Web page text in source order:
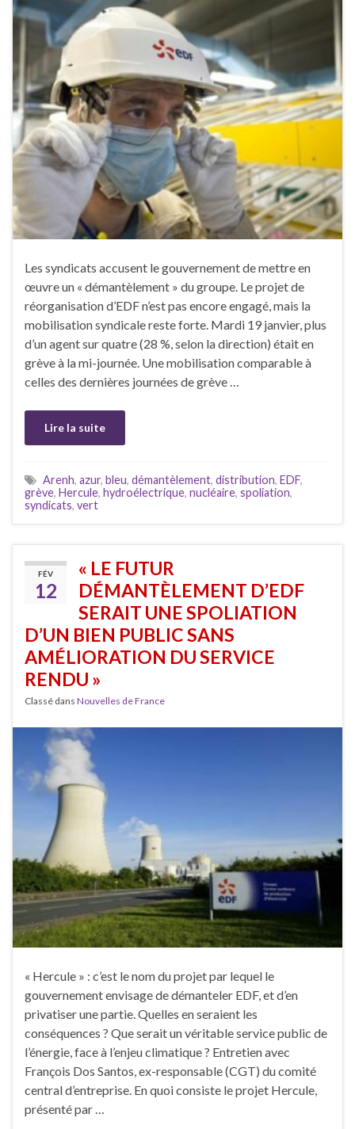
Les syndicats accusent le gouvernement de mettre en
œuvre un « démantèlement » du groupe. Le projet de
réorganisation d’EDF n’est pas encore engagé, mais la
mobilisation syndicale reste forte. Mardi 19 janvier, plus
d’un agent sur quatre (28 %, selon la direction) était en
grève à la mi-journée. Une mobilisation comparable à
celles des dernières journées de grève …
Lire la suite
Arenh, azur, bleu, démantèlement, distribution, EDF,
grève, Hercule, hydroélectrique, nucléaire, spoliation,
syndicats, vert
FÉV
12
« LE FUTUR
DÉMANTÈLEMENT D’EDF
SERAIT UNE SPOLIATION
D’UN BIEN PUBLIC SANS
AMÉLIORATION DU SERVICE
RENDU »
Classé dans Nouvelles de France
« Hercule » : c’est le nom du projet par lequel le
gouvernement envisage de démanteler EDF, et d’en
privatiser une partie. Quelles en seraient les
conséquences ? Que serait un véritable service public de
l’énergie, face à l’enjeu climatique ? Entretien avec
François Dos Santos, ex-responsable (CGT) du comité
central d’entreprise. En quoi consiste le projet Hercule,
présenté par …